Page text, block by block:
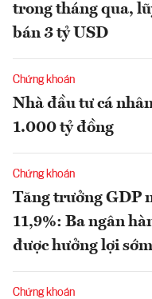
trong tháng qua,
bán 3 tỷ USD
Chứng khoán
Nhà đầu tư cá
1.000 tỷ đồng
Chứng khoán
Tăng trưởng GDP
11,9%: Ba ngân
được hưởng lợi
Chứng khoán